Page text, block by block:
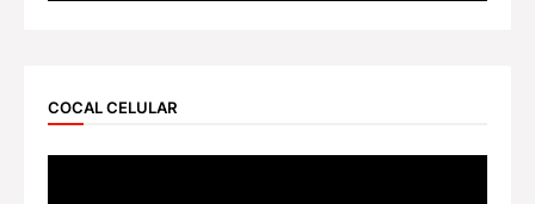
COCAL CELULAR